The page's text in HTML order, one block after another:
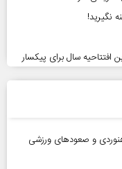
نگیرید!
و صعودهای ورزشی